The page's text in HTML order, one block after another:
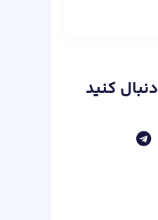
دنبال کنید
T
e